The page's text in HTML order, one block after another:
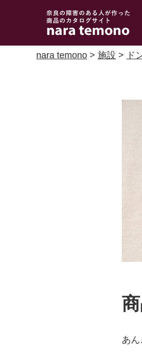
奈良で障害のある人
の手作り商品 nara
temono
nara temono > 施設 > ド
あ